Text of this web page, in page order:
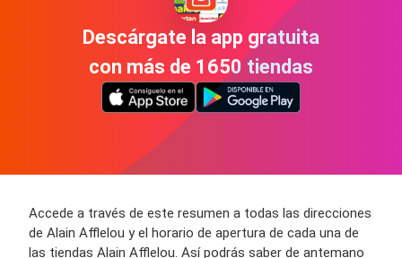
Descárgate la app gratuita
con más de 1650 tiendas
Accede a través de este resumen a todas las direcciones
de Alain Afflelou y el horario de apertura de cada una de
las tiendas Alain Afflelou. Así podrás saber de antemano